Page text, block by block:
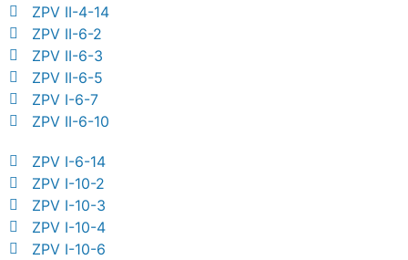
ZPV II-4-14
ZPV II-6-2
ZPV II-6-3
ZPV II-6-5
ZPV I-6-7
ZPV II-6-10
ZPV I-6-14
ZPV I-10-2
ZPV I-10-3
ZPV I-10-4
ZPV I-10-6